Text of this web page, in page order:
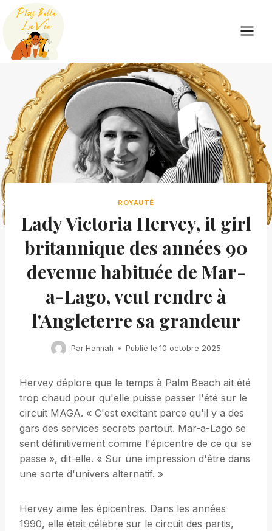
Skip
content
ROYAUTÉ
Lady Victoria Hervey, it girl
britannique des années 90
devenue habituée de Mar-
a-Lago, veut rendre à
l'Angleterre sa grandeur
Par Hannah Publié le 10 octobre 2025
Hervey déplore que le temps à Palm Beach ait été
trop chaud pour qu'elle puisse passer l'été sur le
circuit MAGA. « C'est excitant parce qu'il y a des
gars des services secrets partout. Mar-a-Lago se
sent définitivement comme l'épicentre de ce qui se
passe », dit-elle. « Sur une impression d'être dans
une sorte d'univers alternatif. »
Hervey aime les épicentres. Dans les années
1990, elle était célèbre sur le circuit des partis,